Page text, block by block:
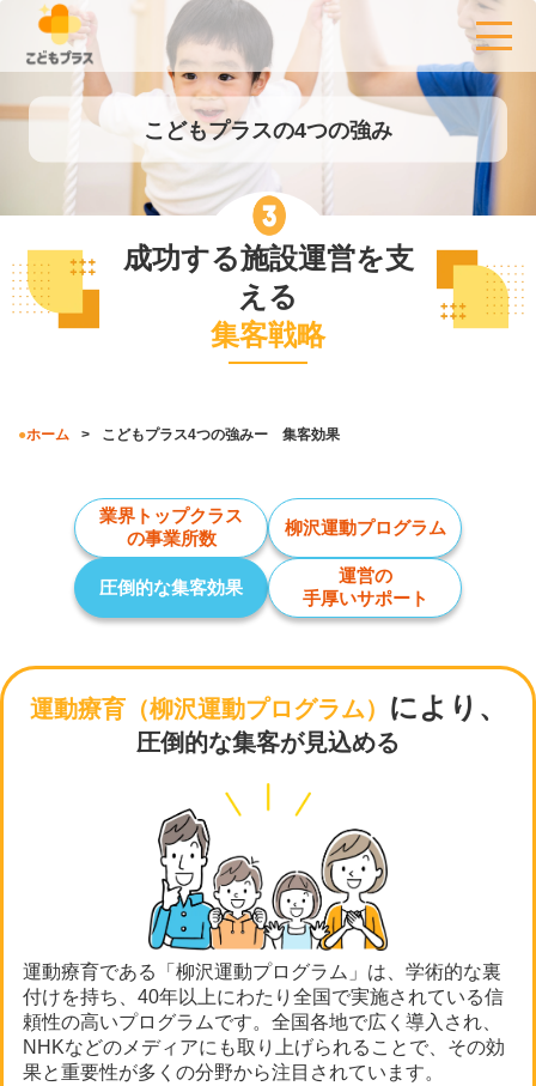
こどもプラスの4つの強み
ホーム こどもプラス4つの強みー 集客効果
成功する施設運営を支
える
集客戦略
業界トップクラス
の事業所数
柳沢運動プログラム
圧倒的な集客効果
運営の
手厚いサポート
運動療育（柳沢運動プログラム） により、
圧倒的な集客が見込める
運動療育である「柳沢運動プログラム」は、学術的な裏
付けを持ち、40年以上にわたり全国で実施されている信
頼性の高いプログラムです。全国各地で広く導入され、
NHKなどのメディアにも取り上げられることで、その効
果と重要性が多くの分野から注目されています。